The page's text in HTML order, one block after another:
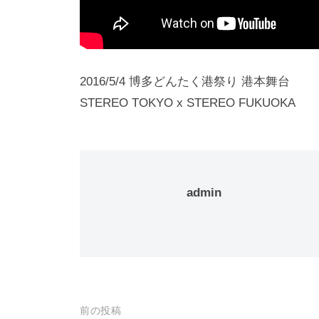
2016/5/4 博多どんたく港祭り 港本舞台
STEREO TOKYO x STEREO FUKUOKA
admin
投
前の投稿